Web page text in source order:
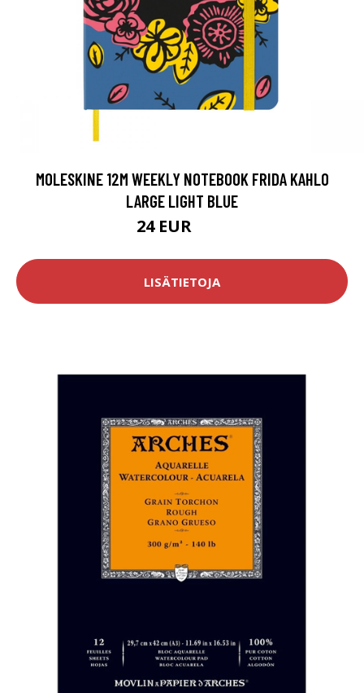
MOLESKINE 12M WEEKLY NOTEBOOK FRIDA KAHLO
LARGE LIGHT BLUE
24 EUR
LISÄTIETOJA